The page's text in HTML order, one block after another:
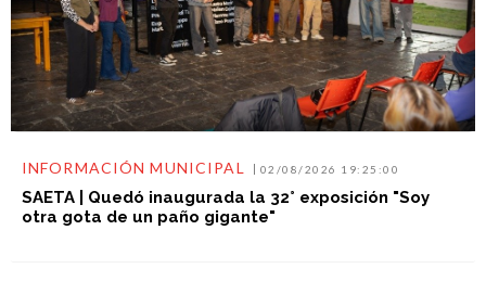
INFORMACIÓN MUNICIPAL 02/08/2026 19:25:00
SAETA | Quedó inaugurada la 32° exposición "Soy
otra gota de un paño gigante"